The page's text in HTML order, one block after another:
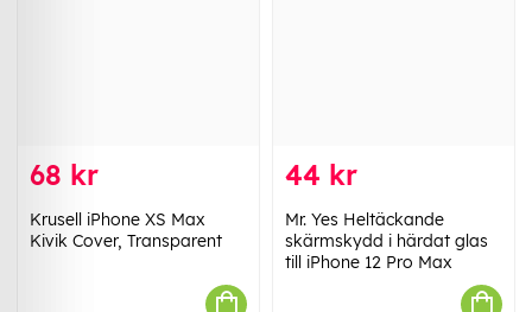
68 kr
Krusell iPhone XS Max
Kivik Cover, Transparent
44 kr
Mr. Yes Heltäckande
skärmskydd i härdat glas
till iPhone 12 Pro Max